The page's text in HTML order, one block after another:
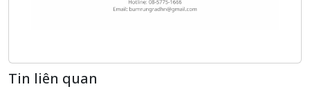
Tin liên quan